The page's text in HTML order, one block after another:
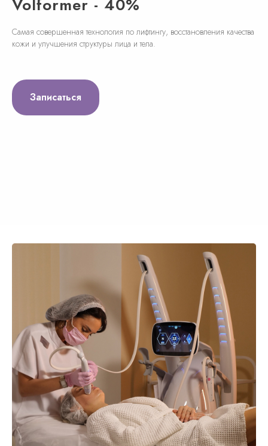
Volformer - 40%
Самая совершенная технология по лифтингу, восстановления качества
кожи и улучшения структуры лица и тела.
Записаться